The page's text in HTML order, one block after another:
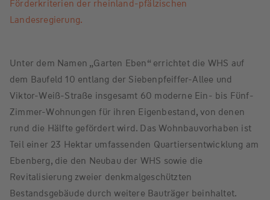
Förderkriterien der rheinland-pfälzischen
Landesregierung.
Unter dem Namen „Garten Eben“ errichtet die WHS auf
dem Baufeld 10 entlang der Siebenpfeiffer-Allee und
Viktor-Weiß-Straße insgesamt 60 moderne Ein- bis Fünf-
Zimmer-Wohnungen für ihren Eigenbestand, von denen
rund die Hälfte gefördert wird. Das Wohnbauvorhaben ist
Teil einer 23 Hektar umfassenden Quartiersentwicklung am
Ebenberg, die den Neubau der WHS sowie die
Revitalisierung zweier denkmalgeschützten
Bestandsgebäude durch weitere Bauträger beinhaltet.